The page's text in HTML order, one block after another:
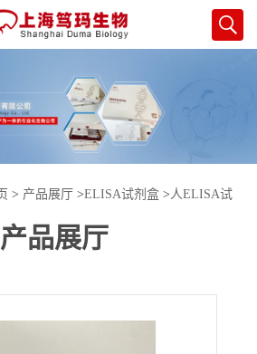
> 产品展厅 >ELISA试剂盒 >人ELISA试
酶联免疫试剂盒
产品展厅